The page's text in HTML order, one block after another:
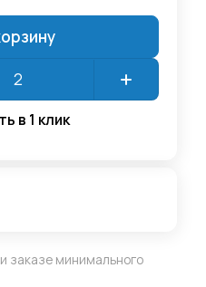
в 1 клик
заказе минимального